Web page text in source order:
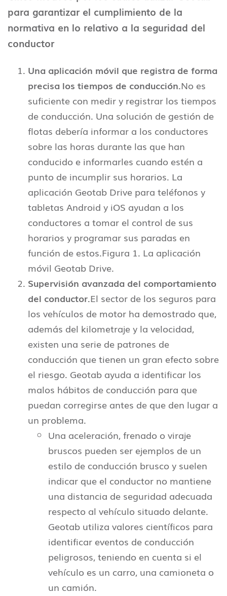
para garantizar el cumplimiento de la
normativa en lo relativo a la seguridad del
conductor
Una aplicación móvil que registra de forma
precisa los tiempos de conducción.No es
suficiente con medir y registrar los tiempos
de conducción. Una solución de gestión de
flotas debería informar a los conductores
sobre las horas durante las que han
conducido e informarles cuando estén a
punto de incumplir sus horarios. La
aplicación Geotab Drive para teléfonos y
tabletas Android y iOS ayudan a los
conductores a tomar el control de sus
horarios y programar sus paradas en
función de estos.Figura 1. La aplicación
móvil Geotab Drive.
Supervisión avanzada del comportamiento
del conductor.El sector de los seguros para
los vehículos de motor ha demostrado que,
además del kilometraje y la velocidad,
existen una serie de patrones de
conducción que tienen un gran efecto sobre
el riesgo. Geotab ayuda a identificar los
malos hábitos de conducción para que
puedan corregirse antes de que den lugar a
un problema.
Una aceleración, frenado o viraje
bruscos pueden ser ejemplos de un
estilo de conducción brusco y suelen
indicar que el conductor no mantiene
una distancia de seguridad adecuada
respecto al vehículo situado delante.
Geotab utiliza valores científicos para
identificar eventos de conducción
peligrosos, teniendo en cuenta si el
vehículo es un carro, una camioneta o
un camión.